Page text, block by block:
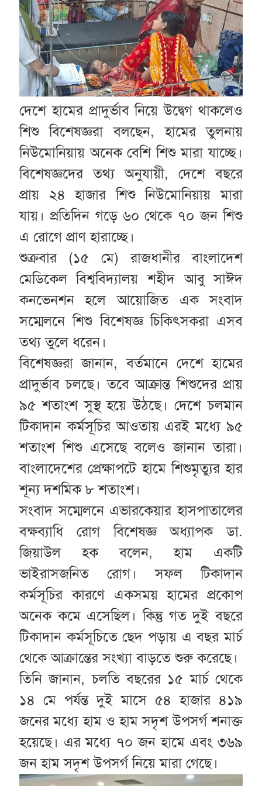
দেশে হামের প্রাদুর্ভাব নিয়ে উদ্বেগ থাকলেও
শিশু বিশেষজ্ঞরা বলছেন, হামের তুলনায়
নিউমোনিয়ায় অনেক বেশি শিশু মারা যাচ্ছে।
বিশেষজ্ঞদের তথ্য অনুযায়ী, দেশে বছরে
প্রায় ২৪ হাজার শিশু নিউমোনিয়ায় মারা
যায়। প্রতিদিন গড়ে ৬০ থেকে ৭০ জন শিশু
এ রোগে প্রাণ হারাচ্ছে।
শুক্রবার (১৫ মে) রাজধানীর বাংলাদেশ
মেডিকেল বিশ্ববিদ্যালয় শহীদ আবু সাঈদ
কনভেনশন হলে আয়োজিত এক সংবাদ
সম্মেলনে শিশু বিশেষজ্ঞ চিকিৎসকরা এসব
তথ্য তুলে ধরেন।
বিশেষজ্ঞরা জানান, বর্তমানে দেশে হামের
প্রাদুর্ভাব চলছে। তবে আক্রান্ত শিশুদের প্রায়
৯৫ শতাংশ সুস্থ হয়ে উঠছে। দেশে চলমান
টিকাদান কর্মসূচির আওতায় এরই মধ্যে ৯৫
শতাংশ শিশু এসেছে বলেও জানান তারা।
বাংলাদেশের প্রেক্ষাপটে হামে শিশুমৃত্যুর হার
শূন্য দশমিক ৮ শতাংশ।
সংবাদ সম্মেলনে এভারকেয়ার হাসপাতালের
বক্ষব্যাধি রোগ বিশেষজ্ঞ অধ্যাপক ডা.
জিয়াউল হক বলেন, হাম একটি
ভাইরাসজনিত রোগ। সফল টিকাদান
কর্মসূচির কারণে একসময় হামের প্রকোপ
অনেক কমে এসেছিল। কিন্তু গত দুই বছরে
টিকাদান কর্মসূচিতে ছেদ পড়ায় এ বছর মার্চ
থেকে আক্রান্তের সংখ্যা বাড়তে শুরু করেছে।
তিনি জানান, চলতি বছরের ১৫ মার্চ থেকে
১৪ মে পর্যন্ত দুই মাসে ৫৪ হাজার ৪১৯
জনের মধ্যে হাম ও হাম সদৃশ উপসর্গ শনাক্ত
হয়েছে। এর মধ্যে ৭০ জন হামে এবং ৩৬৯
জন হাম সদৃশ উপসর্গ নিয়ে মারা গেছে।